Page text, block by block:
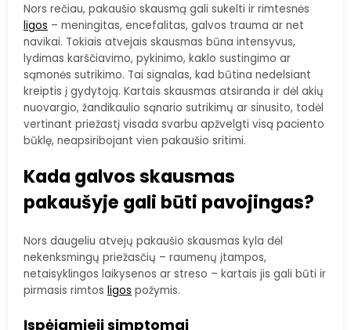
Nors rečiau, pakaušio skausmą gali sukelti ir rimtesnės
ligos – meningitas, encefalitas, galvos trauma ar net
navikai. Tokiais atvejais skausmas būna intensyvus,
lydimas karščiavimo, pykinimo, kaklo sustingimo ar
sąmonės sutrikimo. Tai signalas, kad būtina nedelsiant
kreiptis į gydytoją. Kartais skausmas atsiranda ir dėl akių
nuovargio, žandikaulio sąnario sutrikimų ar sinusito, todėl
vertinant priežastį visada svarbu apžvelgti visą paciento
būklę, neapsiribojant vien pakaušio sritimi.
Kada galvos skausmas
pakaušyje gali būti pavojingas?
Nors daugeliu atvejų pakaušio skausmas kyla dėl
nekenksmingų priežasčių – raumenų įtampos,
netaisyklingos laikysenos ar streso – kartais jis gali būti ir
pirmasis rimtos ligos požymis.
Įspėjamieji simptomai